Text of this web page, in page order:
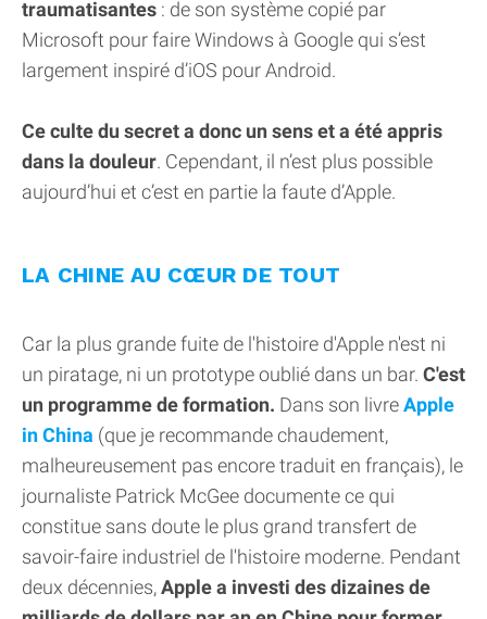
traumatisantes : de son système copié par
Microsoft pour faire Windows à Google qui s’est
largement inspiré d’iOS pour Android.
Ce culte du secret a donc un sens et a été appris
dans la douleur. Cependant, il n’est plus possible
aujourd’hui et c’est en partie la faute d’Apple.
LA CHINE AU CŒUR DE TOUT
Car la plus grande fuite de l'histoire d'Apple n'est ni
un piratage, ni un prototype oublié dans un bar. C'est
un programme de formation. Dans son livreApple
in China (que je recommande chaudement,
malheureusement pas encore traduit en français), le
journaliste Patrick McGee documente ce qui
constitue sans doute le plus grand transfert de
savoir-faire industriel de l'histoire moderne. Pendant
deux décennies,Apple a investi des dizaines de